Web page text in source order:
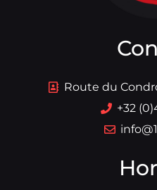
Route du
+32